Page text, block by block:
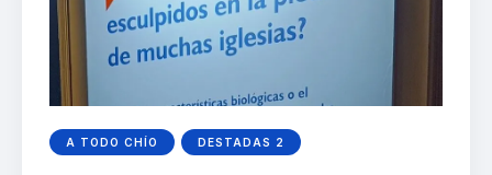
A TODO CHÍO DESTADAS 2